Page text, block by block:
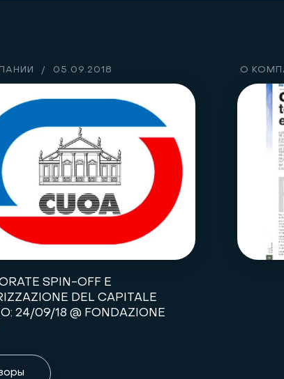
/ 05.09.2018
SPIN-OFF E
DEL CAPITALE
24/09/18 @ FONDAZIONE
О